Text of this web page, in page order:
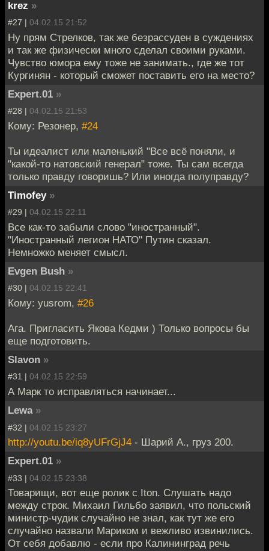
krez »
#27 | 04.02.15 21:52
Ну прям Стрелков, так же безрассуден в суждениях
и так же физически много сделал своими руками.
Чувство юмора ему тоже не занимать., где же тот
Кургинян - который сможет поставить его на место?
Expert.01 »
#28 | 04.02.15 21:53
Кому: Резонер, #24
Ты идеалист или маленький "Все всё поняли, и
"какой-то натовский генерал" тоже. Ты сам всегда
только правду говоришь? Или иногда полуправду?
Timofey »
#29 | 04.02.15 22:11
Все как-то забыли слово "иностранный".
"Иностранный легион НАТО" Путин сказал.
Немножко меняет смысл.
Evgen Bush »
#30 | 04.02.15 22:41
Кому: yusrom, #26
Ага. Пригласить Якова Кедми ) Только вопросы бы
еще подготовить.
Slavon »
#31 | 04.02.15 22:59
А Марк то исправляться начинает...
Lewa »
#32 | 04.02.15 23:27
http://youtu.be/iq8yUFrGjJ4 - Шарий А., груз 200.
Expert.01 »
#33 | 04.02.15 23:38
Товарищи, вот еще ролик с Iton. Слушать надо
между строк. Михаил Гильбо заявил, что польский
министр-чудик случайно не знал, как тут же его
случайно назвали Мариком и вежливо извинились.
От себя добавлю - если про Калининград речь